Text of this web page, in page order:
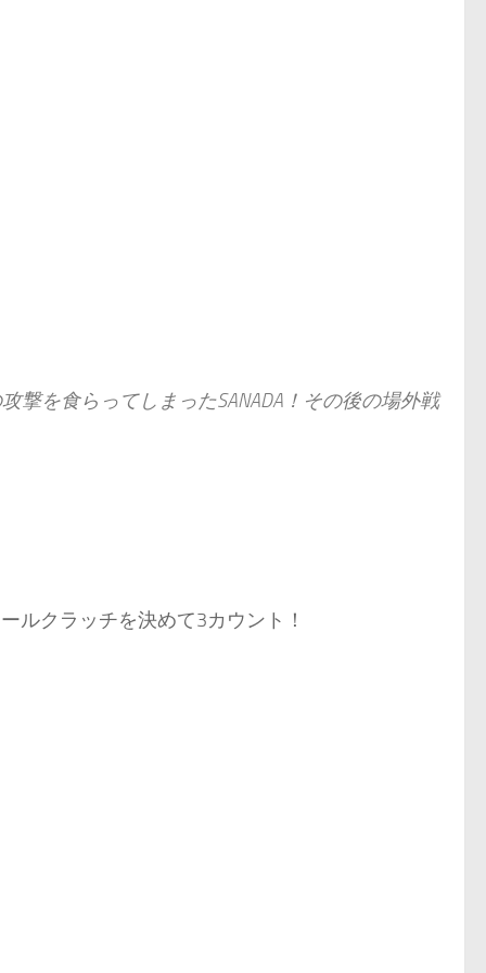
撃を食らってしまったSANADA！その後の場外戦
ルクラッチを決めて3カウント！